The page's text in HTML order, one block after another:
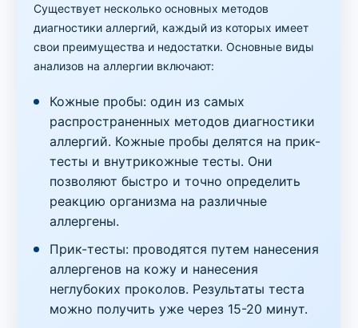
Клубника (F44), IgE
Код
1078 1 день
Где можно сдать
в клинике,на дому
Цена
350 грн
Аллергопробы
Курица (F83), IgE
Срок Где можно сдать Цена
350 грн
Аллергопробы
Лидокаин, IgE
98233 6 дней в клинике,на дому 400 грн
Лимон (F208), IgE
Существует несколько основных методов
диагностики аллергий, каждый из которых имеет
свои преимущества и недостатки. Основные виды
анализов на аллергии включают:
Кожные пробы: один из самых
распространенных методов диагностики
аллергий. Кожные пробы делятся на прик-
тесты и внутрикожные тесты. Они
позволяют быстро и точно определить
реакцию организма на различные
аллергены.
Прик-тесты: проводятся путем нанесения
аллергенов на кожу и нанесения
неглубоких проколов. Результаты теста
можно получить уже через 15-20 минут.